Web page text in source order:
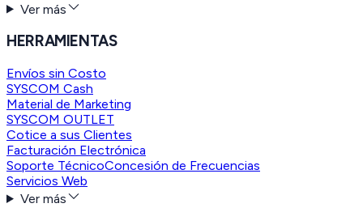
Ver más
HERRAMIENTAS
Envíos sin Costo
SYSCOM Cash
Material de Marketing
SYSCOM OUTLET
Cotice a sus Clientes
Facturación Electrónica
Soporte TécnicoConcesión de Frecuencias
Servicios Web
Ver más